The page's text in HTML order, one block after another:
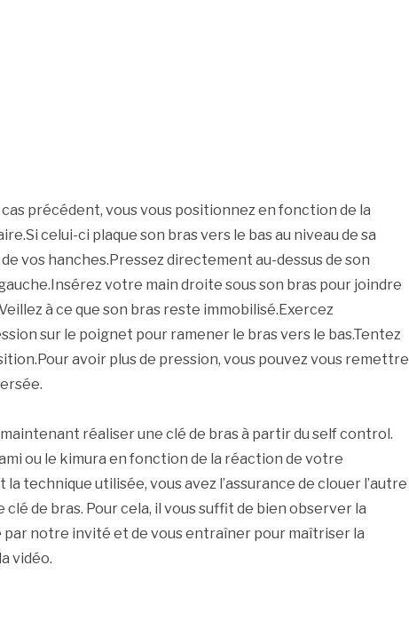
cas précédent, vous vous positionnez en fonction de la
celui-ci plaque son bras vers le bas au niveau de sa
vos hanches.Pressez directement au-dessus de son
votre main droite sous son bras pour joindre
à ce que son bras reste immobilisé.Exercez
sur le poignet pour ramener le bras vers le bas.Tentez
avoir plus de pression, vous pouvez vous remettre
réaliser une clé de bras à partir du self control.
ou le kimura en fonction de la réaction de votre
la technique utilisée, vous avez l’assurance de clouer l’autre
de bras. Pour cela, il vous suffit de bien observer la
notre invité et de vous entraîner pour maîtriser la
vidéo.